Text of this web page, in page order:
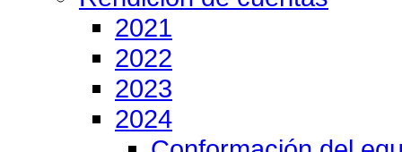
2021
2022
2023
2024